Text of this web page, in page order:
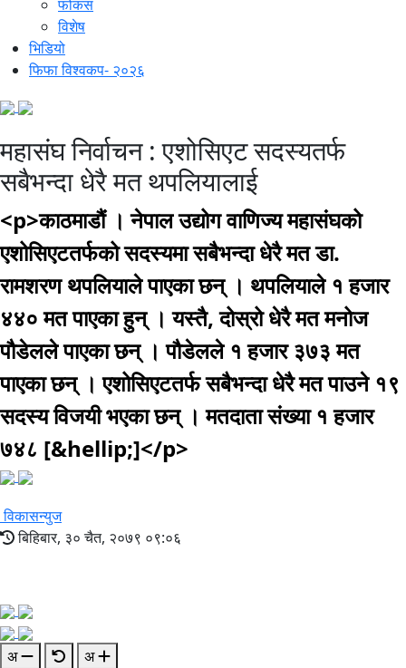
फोकस
विशेष
भिडियो
फिफा विश्वकप- २०२६
महासंघ निर्वाचन : एशोसिएट सदस्यतर्फ
सबैभन्दा धेरै मत थपलियालाई
<p>काठमाडौं । नेपाल उद्योग वाणिज्य महासंघको
एशोसिएटतर्फको सदस्यमा सबैभन्दा धेरै मत डा.
रामशरण थपलियाले पाएका छन् । थपलियाले १ हजार
४४० मत पाएका हुन् । यस्तै, दोस्रो धेरै मत मनोज
पौडेलले पाएका छन् । पौडेलले १ हजार ३७३ मत
पाएका छन् । एशोसिएटतर्फ सबैभन्दा धेरै मत पाउने १९
सदस्य विजयी भएका छन् । मतदाता संख्या १ हजार
७४८ [&hellip;]</p>
विकासन्युज
बिहिबार, ३० चैत, २०७९ ०९:०६
अ
अ